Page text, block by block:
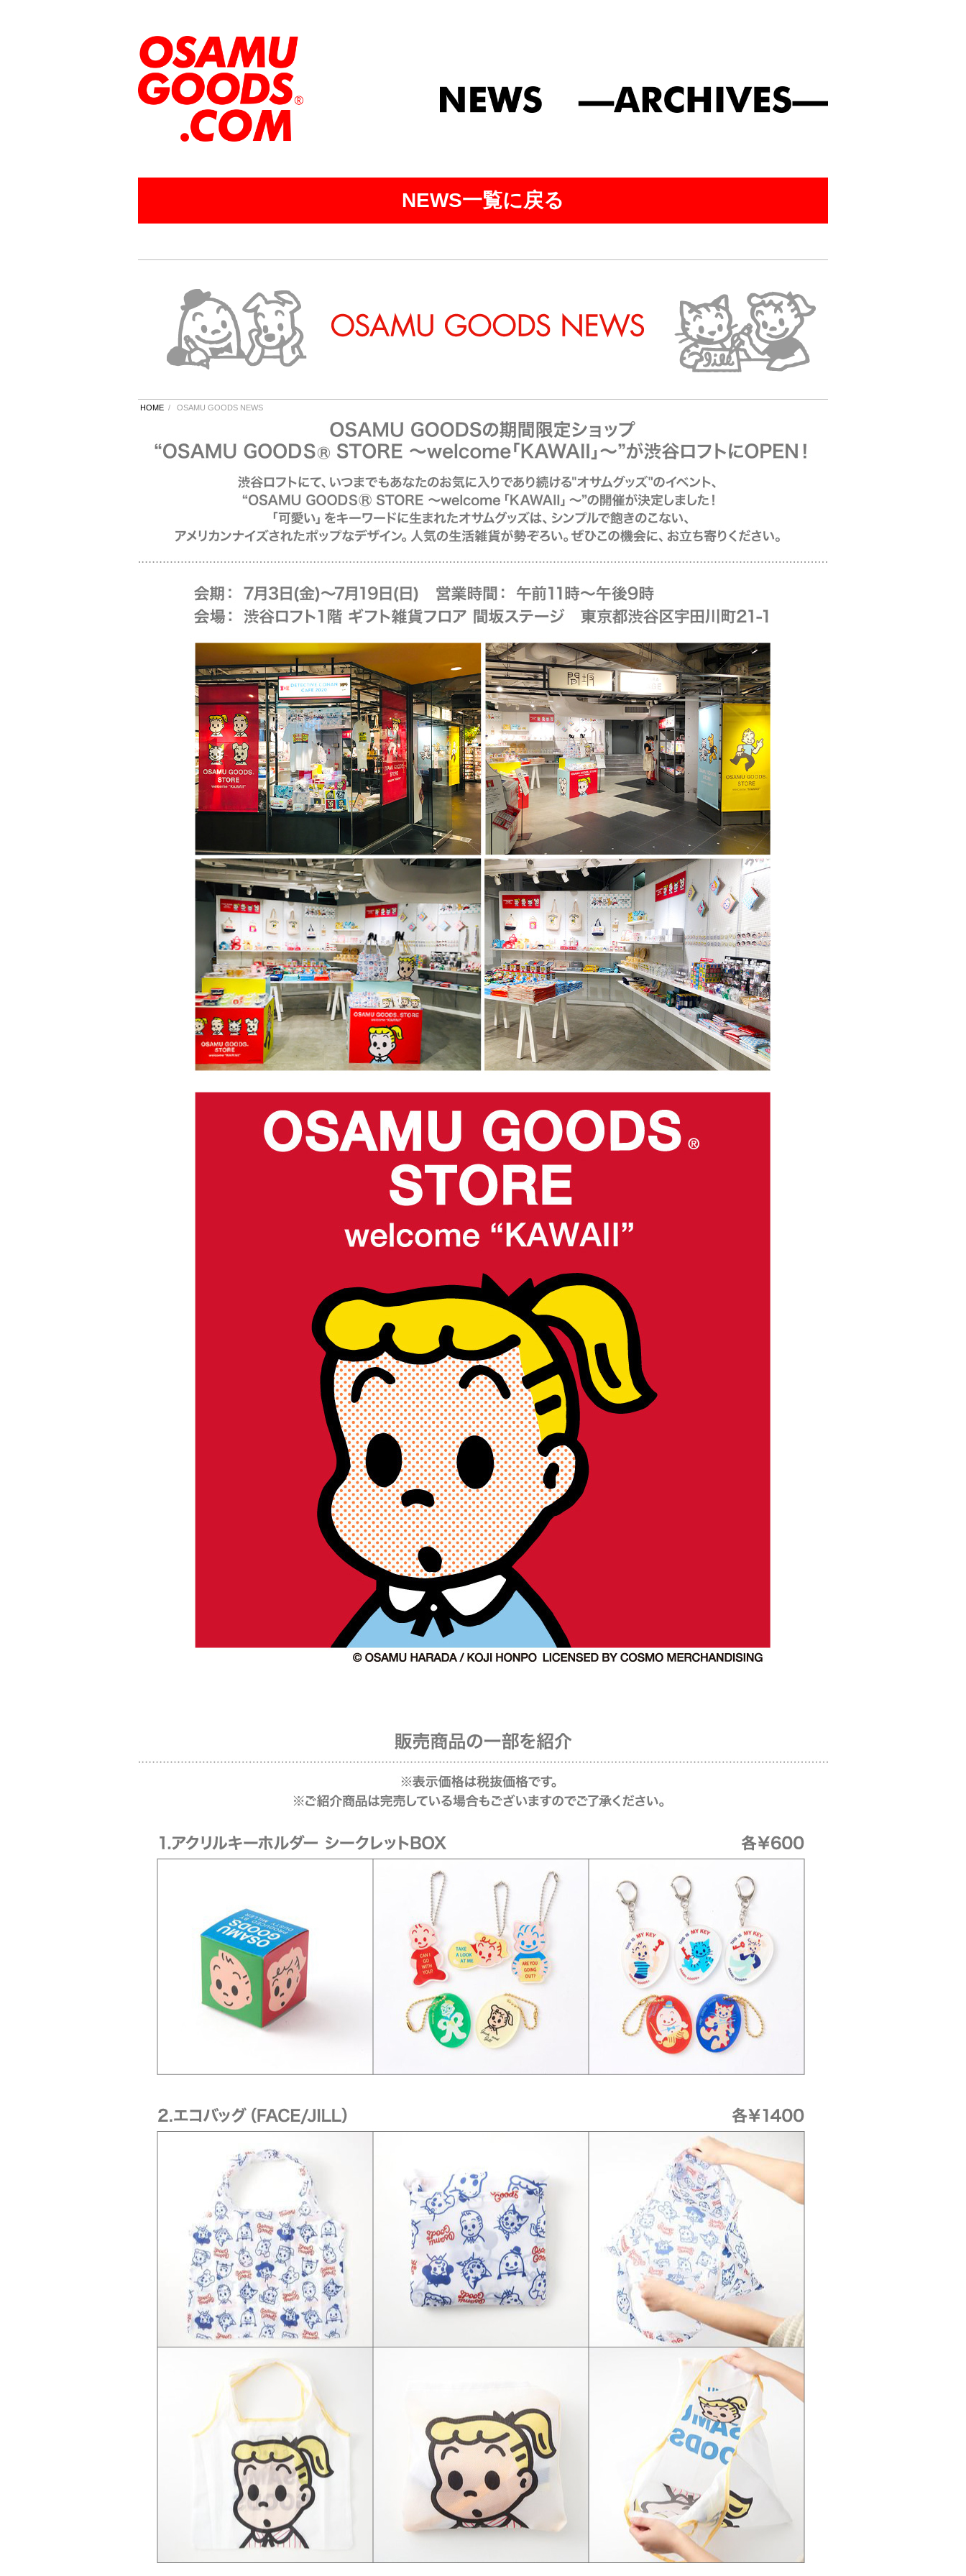
NEWS一覧に戻る
HOME / OSAMU GOODS NEWS